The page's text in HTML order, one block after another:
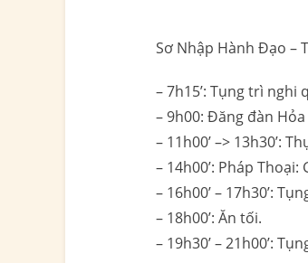
Sơ Nhập Hành Đạo –
– 7h15’: Tụng trì
– 9h00: Đăng đàn
– 11h00’ –> 13h30’:
– 14h00’: Pháp
– 16h00’ – 17h30’:
– 18h00’: Ăn tối.
– 19h30’ – 21h00’: